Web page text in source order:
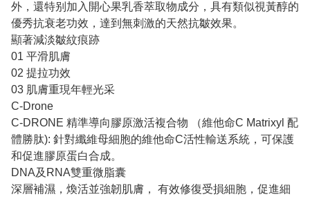
外，還特别加入開心果乳香萃取物成分，具有類似視黃醇的
優秀抗衰老功效，達到無刺激的天然抗皺效果。
顯著減淡皺紋痕跡
01 平滑肌膚
02 提拉功效
03 肌膚重現年輕光采
C-Drone
C-DRONE 精準導向膠原激活複合物 （維他命C Matrixyl 配
體勝肽): 針對纖維母細胞的維他命C活性輸送系統，可保護
和促進膠原蛋白合成。
DNA及RNA雙重微脂囊
深層補濕，煥活並強韌肌膚， 有效修復受損細胞，促進細